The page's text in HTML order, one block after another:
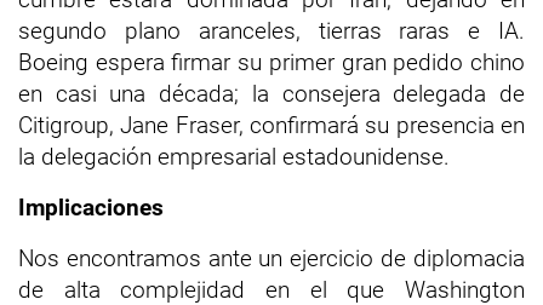
segundo plano aranceles, tierras raras e IA.
Boeing espera firmar su primer gran pedido chino
en casi una década; la consejera delegada de
Citigroup, Jane Fraser, confirmará su presencia en
la delegación empresarial estadounidense.
Implicaciones
Nos encontramos ante un ejercicio de diplomacia
de alta complejidad en el que Washington